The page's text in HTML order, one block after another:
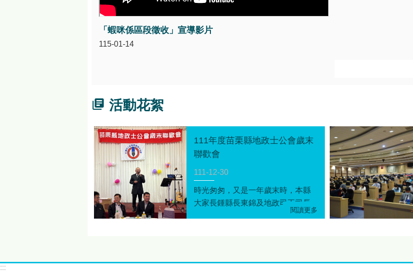
「蝦咪係區段徵收」宣導影片
115-01-14
活動花絮
111年度苗栗縣地政士公會歲末
聯歡會
111-12-30
時光匆匆，又是一年歲末時，本縣
大家長鍾縣長東錦及地政司王司長
成機，今日特別出席苗栗縣地政士
會能繼續與本府地政處及本縣各地
:::